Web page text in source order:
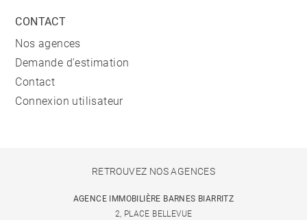
CONTACT
Nos agences
Demande d'estimation
Contact
Connexion utilisateur
RETROUVEZ NOS AGENCES
AGENCE IMMOBILIÈRE BARNES BIARRITZ
2, PLACE BELLEVUE